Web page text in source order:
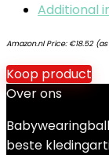
Additional
Amazon.nl Price: €18.52(as
Koop product
Over ons
beste